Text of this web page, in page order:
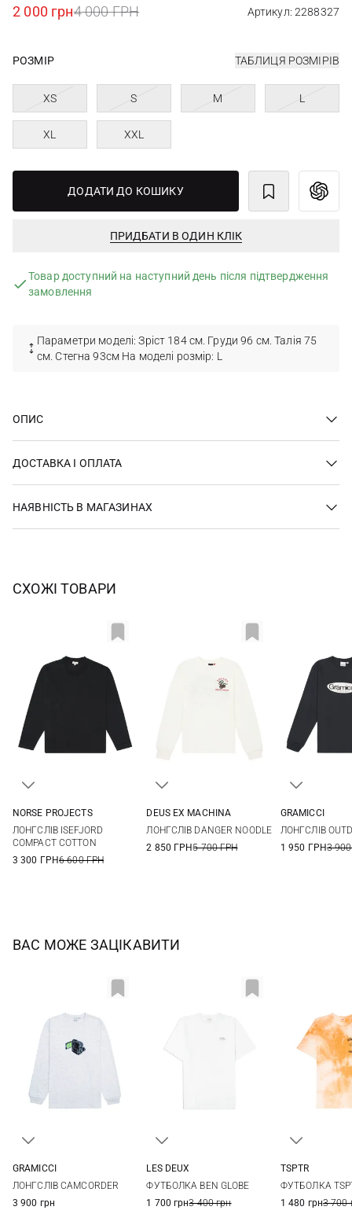
2 000 грн4 000 ГРН Артикул: 2288327
РОЗМІР ТАБЛИЦЯ РОЗМІРІВ
XS S M L
XL XXL
ДОДАТИ ДО КОШИКУ
ПРИДБАТИ В ОДИН КЛІК
Товар доступний на наступний день після підтвердження
замовлення
Параметри моделі: Зріст 184 см. Груди 96 см. Талія 75
см. Стегна 93см На моделі розмір: L
ОПИС
ДОСТАВКА І ОПЛАТА
НАЯВНІСТЬ В МАГАЗИНАХ
СХОЖІ ТОВАРИ
NORSE PROJECTS
ЛОНГСЛІВ ISEFJORD
COMPACT COTTON
3 300 ГРН6 600 ГРН
DEUS EX MACHINА
ЛОНГСЛІВ DANGER NOODLE
2 850 ГРН5 700 ГРН
GRAMICCI
ЛОНГСЛІВ
1 950 ГРН3
ВАС МОЖЕ ЗАЦІКАВИТИ
GRAMICCI
ЛОНГСЛІВ CAMCORDER
3 900 грн
LES DEUX
ФУТБОЛКА BEN GLOBE
1 700 грн3 400 грн
TSPTR
ФУТБОЛКА
1 480 грн3 700